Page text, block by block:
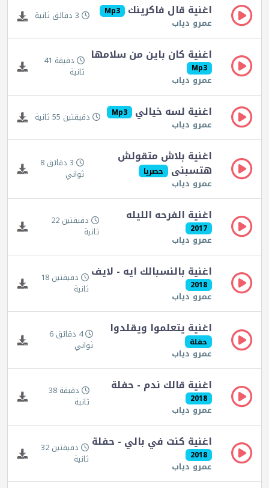
اغنية قال فاكرينك Mp3
عمرو دياب 3 دقائق ثانية
اغنية كان باين من سلامها
Mp3
عمرو دياب
دقيقة 41
ثانية
اغنية لسه خيالي Mp3
عمرو دياب دقيقتين 55 ثانية
اغنية بلاش متقولش
هتسبنى حصريا
عمرو دياب
3 دقائق 8
ثواني
اغنية الفرحه الليله
2017
عمرو دياب
دقيقتين 22
ثانية
اغنية بالنسبالك ايه - لايف
2018
عمرو دياب
دقيقتين 18
ثانية
اغنية يتعلموا ويقلدوا
حفلة
عمرو دياب
4 دقائق 6
ثواني
اغنية قالك ندم - حفلة
2018
عمرو دياب
دقيقة 38
ثانية
اغنية كنت في بالي - حفلة
2018
عمرو دياب
دقيقتين 32
ثانية